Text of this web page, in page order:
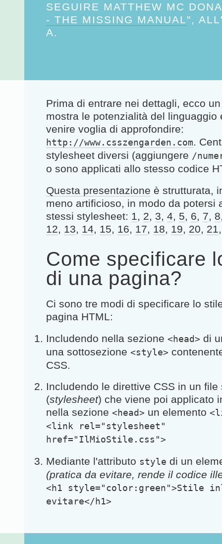
SEGUIRE MATTHEW MC
- THE MISSING MANUAL",
A.
Prima di entrare nei dettagli, ecco
mostra le potenzialità del linguaggio
venire voglia di approfondire:
http://www.csszengarden.com.
stylesheet diversi (aggiungere /
o sono applicati allostesso codice
Questa presentazione è strutturata,
meno artificioso, in modo da potersi
stessi stylesheet: 1, 2, 3,4, 5, 6, 7, 8
12, 13, 14, 15, 16, 17, 18, 19, 20, 21
Come specificare
di una pagina?
Ci sono tre modi di specificare lo
pagina HTML:
Includendo nella sezione<head> di
una sottosezione<style>
CSS.
Includendo le direttive CSS in un file
(stylesheet) che viene poi applicato
nella sezione<head> un elemento
<link rel="stylesheet"
href="IlMioStile.css">
Mediante l'attributo style di un
(pratica da evitare, rende il codice
<h1 style="color:green">Stile
evitare</h1>